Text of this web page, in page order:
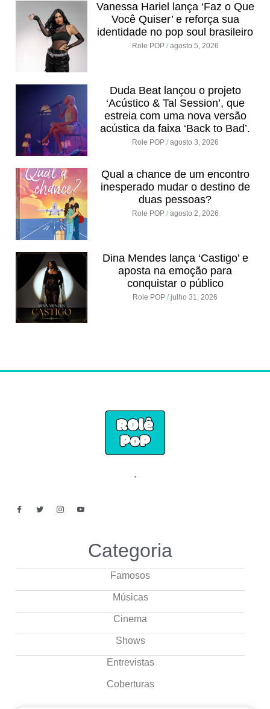
Vanessa Hariel lança ‘Faz o Que
Você Quiser’ e reforça sua
identidade no pop soul brasileiro
Role POP agosto 5, 2026
Duda Beat lançou o projeto
‘Acústico & Tal Session’, que
estreia com uma nova versão
acústica da faixa ‘Back to Bad’.
Role POP agosto 3, 2026
Qual a chance de um encontro
inesperado mudar o destino de
duas pessoas?
Role POP agosto 2, 2026
Dina Mendes lança ‘Castigo’ e
aposta na emoção para
conquistar o público
Role POP julho 31, 2026
.
Categoria
Famosos
Músicas
Cinema
Shows
Entrevistas
Coberturas